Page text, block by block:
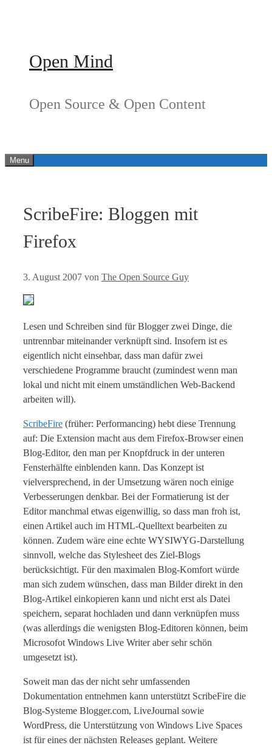
Open Mind
Open Source & Open Content
Menu
ScribeFire: Bloggen mit
Firefox
3. August 2007 von The Open Source Guy
Lesen und Schreiben sind für Blogger zwei Dinge, die
untrennbar miteinander verknüpft sind. Insofern ist es
eigentlich nicht einsehbar, dass man dafür zwei
verschiedene Programme braucht (zumindest wenn man
lokal und nicht mit einem umständlichen Web-Backend
arbeiten will).
ScribeFire (früher: Performancing) hebt diese Trennung
auf: Die Extension macht aus dem Firefox-Browser einen
Blog-Editor, den man per Knopfdruck in der unteren
Fensterhälfte einblenden kann. Das Konzept ist
vielversprechend, in der Umsetzung wären noch einige
Verbesserungen denkbar. Bei der Formatierung ist der
Editor manchmal etwas eigenwillig, so dass man froh ist,
einen Artikel auch im HTML-Quelltext bearbeiten zu
können. Zudem wäre eine echte WYSIWYG-Darstellung
sinnvoll, welche das Stylesheet des Ziel-Blogs
berücksichtigt. Für den maximalen Blog-Komfort würde
man sich zudem wünschen, dass man Bilder direkt in den
Blog-Artikel einkopieren kann und nicht erst als Datei
speichern, separat hochladen und dann verknüpfen muss
(was allerdings die wenigsten Blog-Editoren können, beim
Microsofot Windows Live Writer aber sehr schön
umgesetzt ist).
Soweit man das der nicht sehr umfassenden
Dokumentation entnehmen kann unterstützt ScribeFire die
Blog-Systeme Blogger.com, LiveJournal sowie
WordPress, die Unterstützung von Windows Live Spaces
ist für eines der nächsten Releases geplant. Weitere